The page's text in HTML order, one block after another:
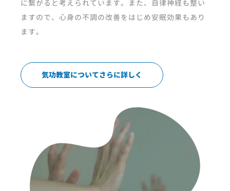
に繋がると考えられています。また、自律神経も整い
ますので、心身の不調の改善をはじめ安眠効果もあり
ます。
気功教室についてさらに詳しく